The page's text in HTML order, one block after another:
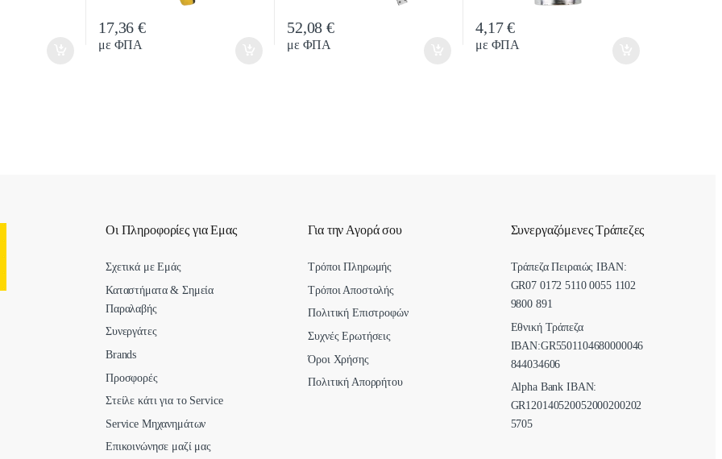
17,36€
με ΦΠΑ
52,08€
με ΦΠΑ
4,17€
με ΦΠΑ
Οι Πληροφορίες για Εμας
Σχετικά με Εμάς
Καταστήματα & Σημεία
Παραλαβής
Συνεργάτες
Brands
Προσφορές
Στείλε κάτι για το Service
Service Μηχανημάτων
Επικοινώνησε μαζί μας
Για την Αγορά σου
Τρόποι Πληρωμής
Τρόποι Αποστολής
Πολιτική Επιστροφών
Συχνές Ερωτήσεις
Όροι Χρήσης
Πολιτική Απορρήτου
Συνεργαζόμενες Τράπεζες
Τράπεζα Πειραιώς IBAN:
GR07 0172 5110 0055 1102
9800 891
Εθνική Τράπεζα
ΙΒΑΝ:GR5501104680000046
844034606
Alpha Bank ΙΒΑΝ:
GR120140520052000200202
5705